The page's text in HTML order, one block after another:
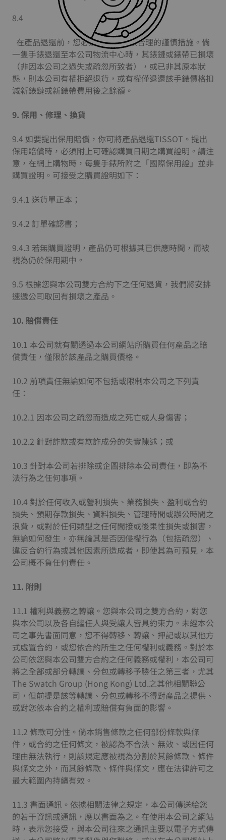
8.4
在產品退還前，您必須為產品採取合理的謹慎措施。倘
一隻手錶退還至本公司物流中心時，其錶鏈或錶帶已損壞
（非因本公司之過失或疏忽所致者），或已非其原本狀
態，則本公司有權拒絕退貨，或有權僅退還該手錶價格扣
減新錶鏈或新錶帶費用後之餘額。
9. 保用、修理、換貨
9.4 如要提出保用賠償，你可將產品退還TISSOT。提出
保用賠償時，必須附上可確認購買日期之購買證明。請注
意，在網上購物時，每隻手錶所附之「國際保用證」並非
購買證明。可接受之購買證明如下：
9.4.1 送貨單正本；
9.4.2 訂單確認書；
9.4.3 若無購買證明，產品仍可根據其已供應時間，而被
視為仍於保用期中。
9.5 根據您與本公司雙方合約下之任何退貨，我們將安排
速遞公司取回有損壞之產品。
10. 賠償責任
10.1 本公司就有關透過本公司網站所購買任何產品之賠
償責任，僅限於該產品之購買價格。
10.2 前項責任無論如何不包括或限制本公司之下列責
任：
10.2.1 因本公司之疏忽而造成之死亡或人身傷害；
10.2.2 針對詐欺或有欺詐成分的失實陳述；或
10.3 針對本公司若排除或企圖排除本公司責任，即為不
法行為之任何事項。
10.4 對於任何收入或營利損失、業務損失、盈利或合約
損失、預期存款損失、資料損失、管理時間或辦公時間之
浪費，或對於任何類型之任何間接或後果性損失或損害，
無論如何發生，亦無論其是否因侵權行為（包括疏忽）、
違反合約行為或其他因素所造成者，即使其為可預見，本
公司概不負任何責任。
11. 附則
11.1 權利與義務之轉讓。您與本公司之雙方合約，對您
與本公司以及各自繼任人與受讓人皆具約束力。未經本公
司之事先書面同意，您不得轉移、轉讓、押記或以其他方
式處置合約，或您依合約所生之任何權利或義務。對於本
公司依您與本公司雙方合約之任何義務或權利，本公司可
將之全部或部分轉讓、分包或轉移予勝任之第三者，尤其
The Swatch Group (Hong Kong) Ltd.之其他相關聯公
司，但前提是該等轉讓、分包或轉移不得對產品之提供、
或對您依本合約之權利或賠償有負面的影響。
11.2 條款可分性。倘本銷售條款之任何部份條款與條
件，或合約之任何條文，被認為不合法、無效、或因任何
理由無法執行，則該規定應被視為分割於其餘條款、條件
與條文之外，而其餘條款、條件與條文，應在法律許可之
最大範圍內持續有效。
11.3 書面通訊。依據相關法律之規定，本公司傳送給您
的若干資訊或通訊，應以書面為之。在使用本公司之網站
時，表示您接受，與本公司往來之通訊主要以電子方式傳